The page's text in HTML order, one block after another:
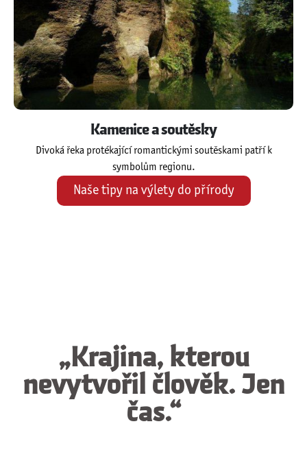
Kamenice a soutěsky
Divoká řeka protékající romantickými soutěskami patří k
symbolům regionu.
Naše tipy na výlety do přírody
„Krajina, kterou
nevytvořil člověk. Jen
čas.“